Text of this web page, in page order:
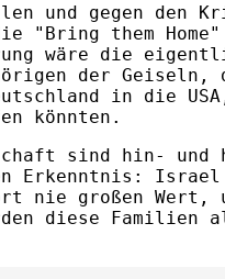
und gegen
"Bring them
wäre die
der
in die
könnten.
sind hin- und
Erkenntnis:
nie großen
diese Familien